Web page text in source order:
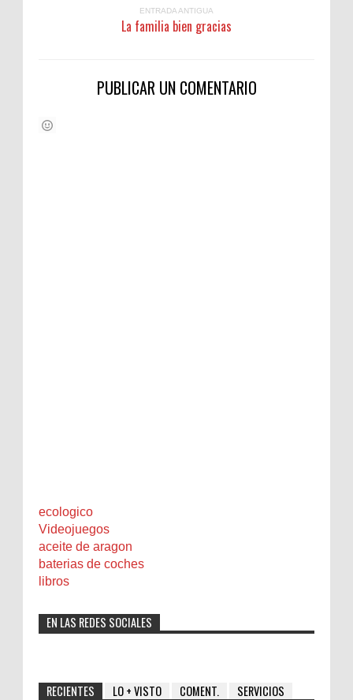
ENTRADA ANTIGUA
La familia bien gracias
PUBLICAR UN COMENTARIO
ecologico
Videojuegos
aceite de aragon
baterias de coches
libros
EN LAS REDES SOCIALES
RECIENTES LO + VISTO COMENT. SERVICIOS